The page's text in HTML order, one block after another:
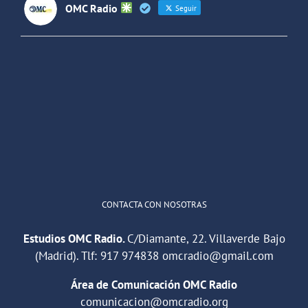
OMC Radio Seguir
CONTACTA CON NOSOTRAS
Estudios OMC Radio.C/Diamante, 22. Villaverde Bajo
(Madrid). Tlf: 917 974838 omcradio@gmail.com
Área de Comunicación OMC Radio
comunicacion@omcradio.org